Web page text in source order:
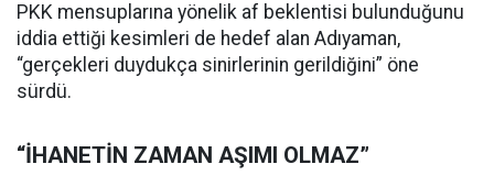
PKK mensuplarına yönelik af beklentisi bulunduğunu
iddia ettiği kesimleri de hedef alan Adıyaman,
“gerçekleri duydukça sinirlerinin gerildiğini” öne
sürdü.
“İHANETİN ZAMAN AŞIMI OLMAZ”